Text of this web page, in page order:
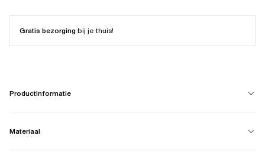
Gratis bezorgingbij je thuis!
Productinformatie
Materiaal